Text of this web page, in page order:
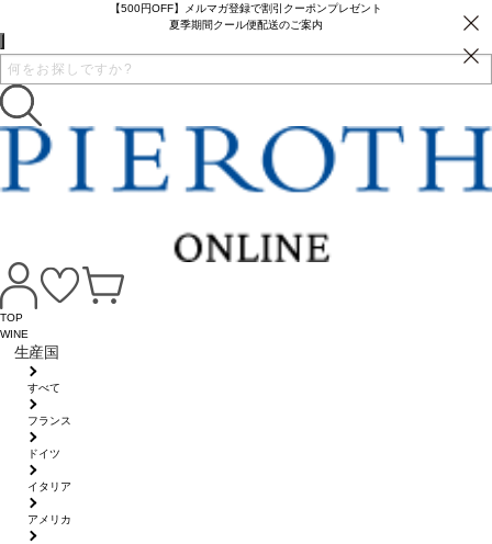
【500円OFF】メルマガ登録で割引クーポンプレゼント
夏季期間クール便配送のご案内
TOP
WINE
生産国
すべて
フランス
ドイツ
イタリア
アメリカ